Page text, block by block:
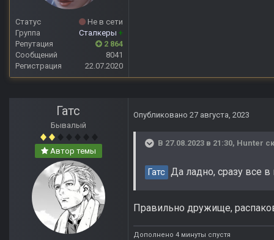
Статус
Не в сети
Группа
Сталкеры +
Репутация
2 864
Сообщений
8041
Регистрация
22.07.2020
Гатс
Бывалый
Автор темы
Опубликовано 27 августа, 2023
В 27.08.2023 в 21:30, Hunter
Гатс Да ладно, сразу все
Правильно дружище,
Дополнено 4 минуты спустя